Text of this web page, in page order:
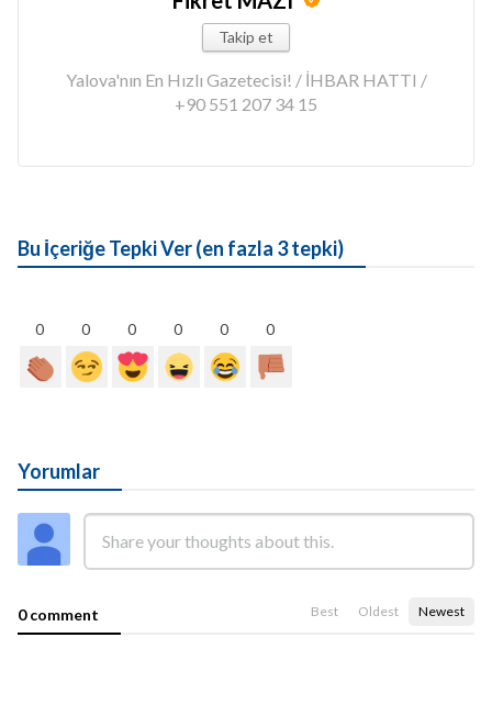
Takip et
Yalova'nın En Hızlı Gazetecisi! / İHBAR HATTI /
+90 551 207 34 15
Bu İçeriğe Tepki Ver (en fazla 3 tepki)
0 0 0 0 0 0
Yorumlar
0 comment Best Oldest Newest